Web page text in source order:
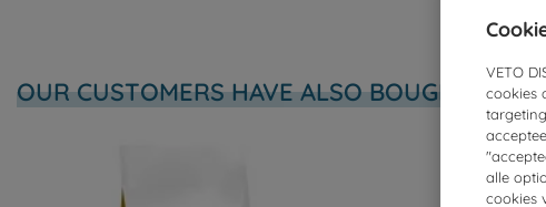
OUR CUSTOMERS HAVE ALSO BOUGHT
VETO
cookies
alle
cookies